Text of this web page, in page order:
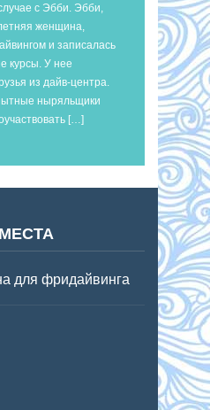
с Эбби. Эбби,
женщина,
и записалась
курсы. У нее
из дайв-центра.
ныряльщики
[…]
для фридайвинга